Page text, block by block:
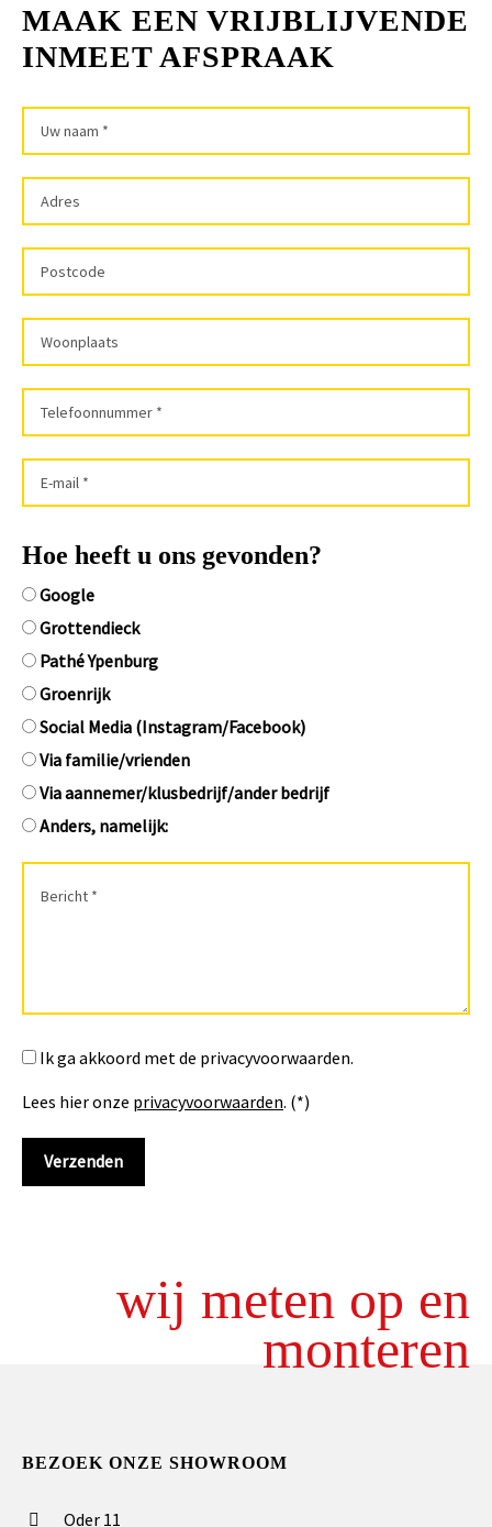
MAAK EEN VRIJBLIJVENDE
INMEET AFSPRAAK
Hoe heeft u ons gevonden?
Google
Grottendieck
Pathé Ypenburg
Groenrijk
Social Media (Instagram/Facebook)
Via familie/vrienden
Via aannemer/klusbedrijf/ander bedrijf
Anders, namelijk:
Ik ga akkoord met de privacyvoorwaarden.
Lees hier onze privacyvoorwaarden. (*)
wij meten op en
monteren
BEZOEK ONZE SHOWROOM
Oder 11